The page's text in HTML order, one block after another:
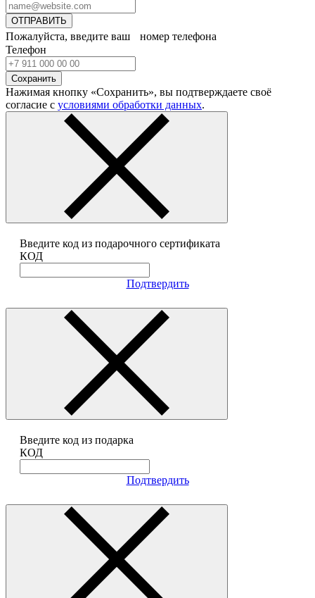
ОТПРАВИТЬ
Пожалуйста, введите ваш номер телефона
Телефон
Сохранить
Нажимая кнопку «Сохранить», вы подтверждаете своё
согласие с условиями обработки данных.
Введите код из подарочного сертификата
КОД
Подтвердить
Введите код из подарка
КОД
Подтвердить